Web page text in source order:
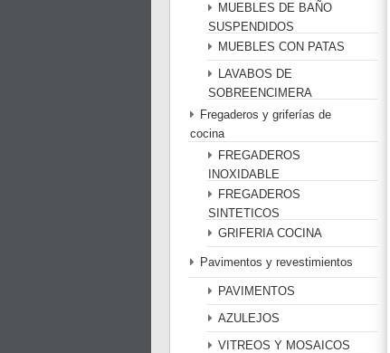
MUEBLES DE BAÑO
SUSPENDIDOS
MUEBLES CON PATAS
LAVABOS DE
SOBREENCIMERA
Fregaderos y griferías de
cocina
FREGADEROS
INOXIDABLE
FREGADEROS
SINTETICOS
GRIFERIA COCINA
Pavimentos y revestimientos
PAVIMENTOS
AZULEJOS
VITREOS Y MOSAICOS